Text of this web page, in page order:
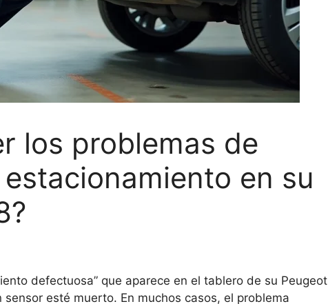
los problemas de
en su
defectuosa” que aparece en el tablero de su Peugeot
esté muerto. En muchos casos, el problema